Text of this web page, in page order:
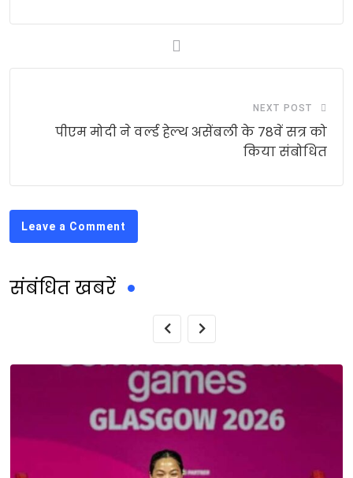
NEXT POST
पीएम मोदी ने वर्ल्ड हेल्थ असेंबली के 78वें सत्र को
किया संबोधित
Leave a Comment
संबंधित खबरें